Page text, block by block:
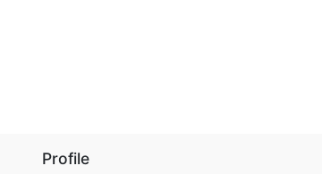
Profile